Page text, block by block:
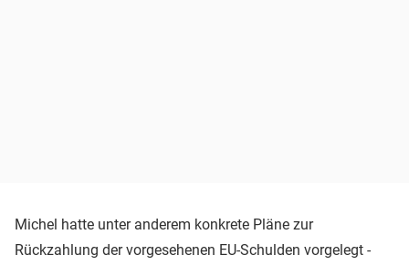
Michel hatte unter anderem konkrete Pläne zur
Rückzahlung der vorgesehenen EU-Schulden vorgelegt -